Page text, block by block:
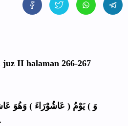
II halaman 266-267
وَ ) يَوْمُ ( عَاشُوْرَا ءَ ) وَهُوَ